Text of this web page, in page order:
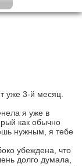
уже 3-й месяц.
я уже в
как обычно
нужным, я тебе
убеждена, что
долго думала,